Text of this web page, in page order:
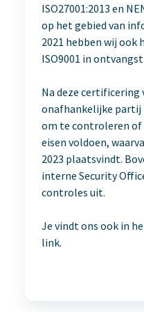
ISO27001:2013 en
op het gebied van
2021 hebben wij
ISO9001 in
Na deze certificering
onafhankelijke
om te controleren of
eisen voldoen,
2023 plaatsvindt.
interne Security
controles uit.
Je vindt ons ook in
link.